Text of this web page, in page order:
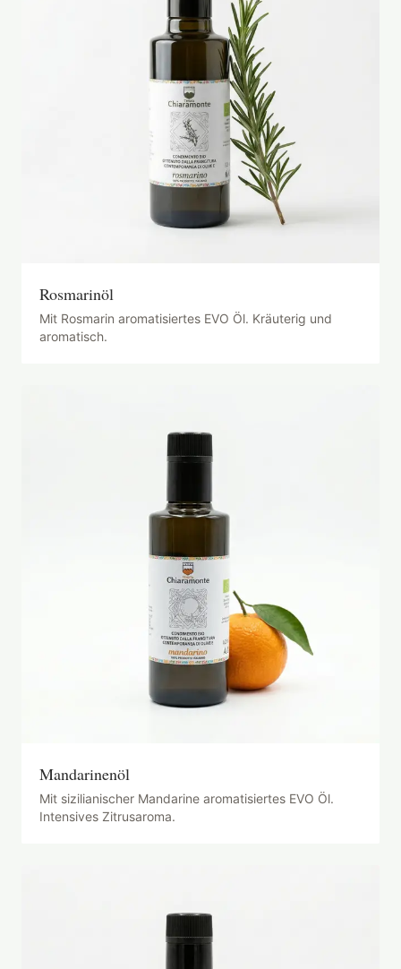
Rosmarinöl
Mit Rosmarin aromatisiertes EVO Öl. Kräuterig und
aromatisch.
Mandarinenöl
Mit sizilianischer Mandarine aromatisiertes EVO Öl.
Intensives Zitrusaroma.